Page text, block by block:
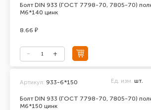
Болт DIN 933 (ГОСТ 7798-70, 7805-70)
М6*140 цинк
8.66 ₽
Болт DIN 933 (ГОСТ 7798-70, 7805-70)
М6*150 цинк
Артикул: 933-6*150 Ед. изм. шт.